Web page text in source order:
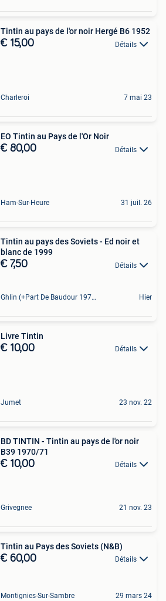
Tintin au pays de l'or noir Hergé B6 1952
€ 15,00 Détails
Charleroi 7 mai 23
EO Tintin au Pays de l'Or Noir
€ 80,00 Détails
Ham-Sur-Heure 31 juil. 26
Tintin au pays des Soviets - Ed noir et
blanc de 1999
€ 7,50 Détails
Ghlin (+Part De Baudour 1971) Hier
Livre Tintin
€ 10,00 Détails
Jumet 23 nov. 22
BD TINTIN - Tintin au pays de l'or noir
B39 1970/71
€ 10,00 Détails
Grivegnee 21 nov. 23
Tintin au Pays des Soviets (N&B)
€ 60,00 Détails
Montignies-Sur-Sambre 29 mars 24